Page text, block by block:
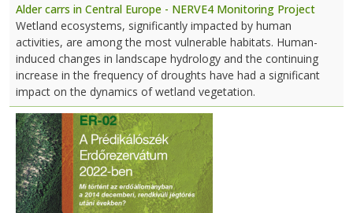
Alder carrs in Central Europe - NERVE4 Monitoring Project
Wetland ecosystems, significantly impacted by human
activities, are among the most vulnerable habitats. Human-
induced changes in landscape hydrology and the continuing
increase in the frequency of droughts have had a significant
impact on the dynamics of wetland vegetation.